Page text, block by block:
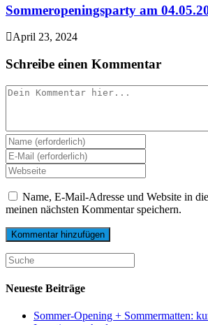
Sommeropeningsparty am
April 23, 2024
Schreibe einen Kommentar
Comment
Enter
your
name
or
username
Enter
your
email
Enter
your
website
URL
Name, E-Mail-Adresse und Website in
meinen nächsten Kommentar speichern.
Suche
nach:
Neueste Beiträge
Sommer-Opening + Sommermatten: